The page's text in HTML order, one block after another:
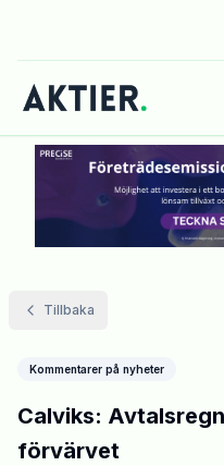
Tillbaka
Kommentarer på nyheter
Calviks:
förvärvet